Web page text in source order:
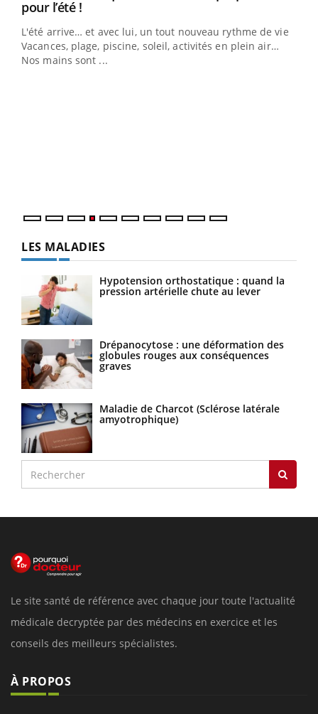
pour l’été !Youtube
L'été arrive… et avec lui, un tout nouveau rythme de vie !
Vacances, plage, piscine, soleil, activités en plein air…
Nos mains sont ...
LES MALADIES
Hypotension orthostatique : quand la
pression artérielle chute au lever
Drépanocytose : une déformation des
globules rouges aux conséquences
graves
Maladie de Charcot (Sclérose latérale
amyotrophique)
Le site santé de référence avec chaque jour toute l'actualité
médicale decryptée par des médecins en exercice et les
conseils des meilleurs spécialistes.
À PROPOS